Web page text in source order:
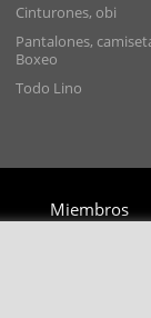
Cinturones, obi
Pantalones,
Boxeo
Todo Lino
Miembros